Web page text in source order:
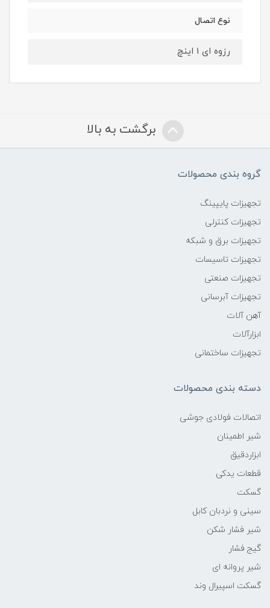
نوع اتصال
رزوه ای 1 اینچ
برگشت به بالا
گروه بندی محصولات
تجهیزات پایپینگ
تجهیزات کنترلی
تجهیزات برق و شبکه
تجهیزات تاسیسات
تجهیزات صنعتی
تجهیزات آبرسانی
آهن آلات
ابزارآلات
تجهیزات ساختمانی
دسته بندی محصولات
اتصالات فولادی جوشی
شیر اطمینان
ابزاردقیق
قطعات یدکی
گسکت
سینی و نردبان کابل
شیر فشار شکن
گیج فشار
شیر پروانه ای
گسکت اسپیرال وند